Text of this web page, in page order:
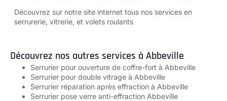
Découvrez sur notre site internet tous nos services en
serrurerie, vitrerie, et volets roulants
Découvrez nos autres services à Abbeville
Serrurier pour ouverture de coffre-fort à Abbeville
Serrurier pour double vitrage à Abbeville
Serrurier réparation après effraction à Abbeville
Serrurier pose verre anti-effraction Abbeville